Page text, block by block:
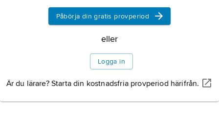
därför i första hand
Information om artikeln
Påbörja din gratis provperiod
eller
Logga in
Är du lärare? Starta din kostnadsfria provperiod härifrån.